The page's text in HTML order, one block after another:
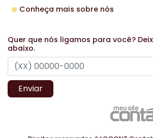
Conheça mais sobre nós
Quer que nós ligamos para você?
abaixo.
Enviar